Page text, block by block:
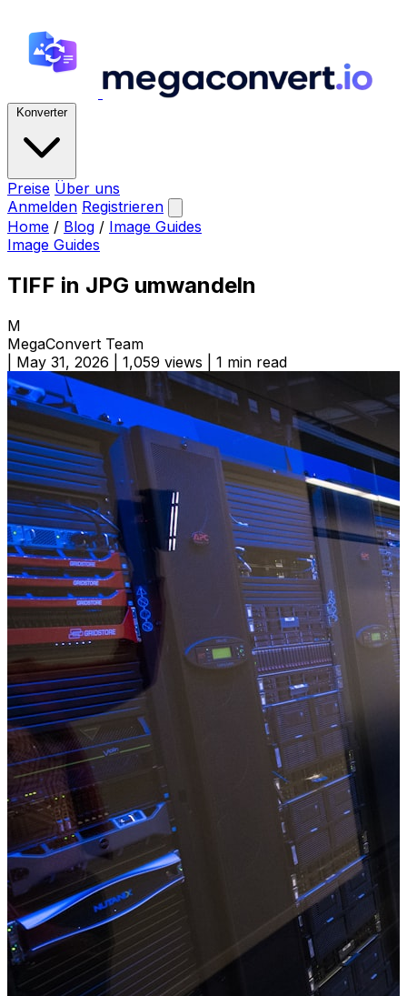
Konverter
Preise Über uns
Anmelden Registrieren
Home / Blog / Image Guides
Image Guides
TIFF in JPG umwandeln
M
MegaConvert Team
May 31, 2026 1,059 views 1 min read